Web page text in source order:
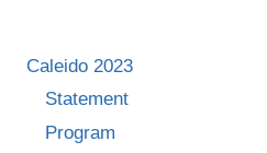
Caleido 2023
Statement
Program